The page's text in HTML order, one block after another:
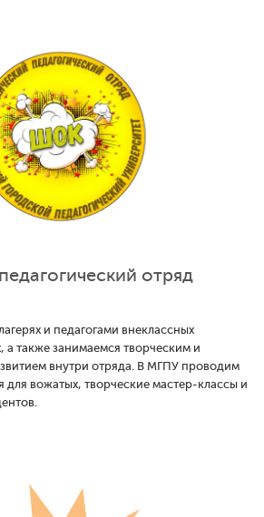
отряд
и педагогами внеклассных
а также занимаемся творческим и
внутри отряда. В МГПУ проводим
вожатых, творческие мастер-классы и